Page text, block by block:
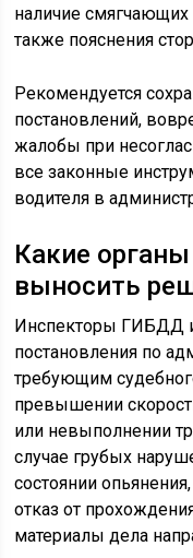
наличие
также пояснения
Рекомендуется
постановлений,
жалобы при
все законные
водителя в
Какие
выносить
Инспекторы ГИБДД
постановления по
требующим
превышении
или невыполнении
случае грубых
состоянии
отказ от
материалы дела